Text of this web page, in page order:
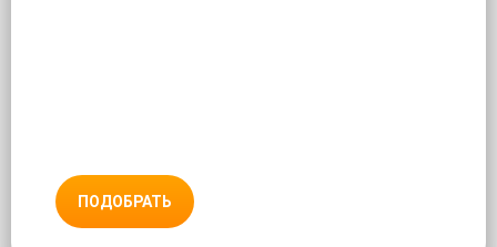
ПОДОБРАТЬ